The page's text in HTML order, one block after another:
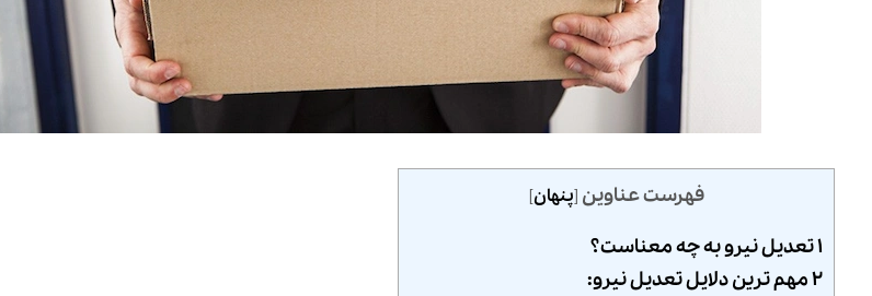
فهرست عناوین [پنهان]
۱ تعدیل نیرو به چه معناست؟
۲ مهم‌ ترین دلایل تعدیل نیرو: